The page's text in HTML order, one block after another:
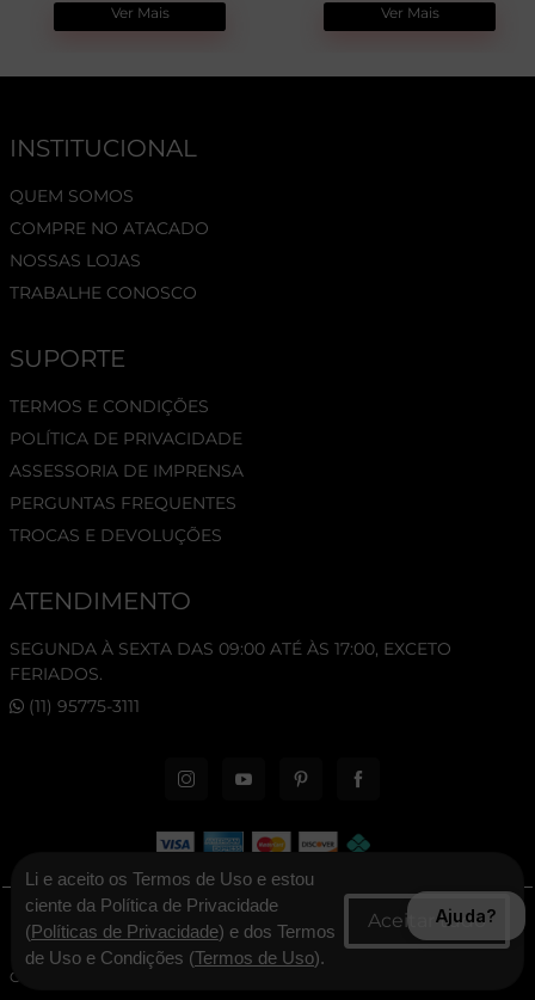
Ver Mais Ver Mais
INSTITUCIONAL
QUEM SOMOS
COMPRE NO ATACADO
NOSSAS LOJAS
TRABALHE CONOSCO
SUPORTE
TERMOS E CONDIÇÕES
POLÍTICA DE PRIVACIDADE
ASSESSORIA DE IMPRENSA
PERGUNTAS FREQUENTES
TROCAS E DEVOLUÇÕES
ATENDIMENTO
SEGUNDA À SEXTA DAS 09:00 ATÉ ÀS 17:00, EXCETO
FERIADOS.
(11) 95775-3111
© 2026 New Era Cap. Todos os direitos reservados.
CNPJ: 06.346.545/0001-30 - New Era Brasil Ltda
Li e aceito os Termos de Uso e estou
ciente da Política de Privacidade
(Políticas de Privacidade) e dos Termos
de Uso e Condições (Termos de Uso).
Ajuda?